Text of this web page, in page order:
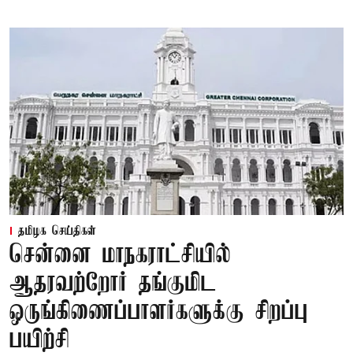
தமிழக செய்திகள்
சென்னை மாநகராட்சியில்
ஆதரவற்றோர் தங்குமிட
ஒருங்கிணைப்பாளர்களுக்கு சிறப்பு
பயிற்சி